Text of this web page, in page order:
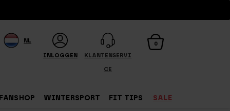
NL
INLOGGEN KLANTENSERVI
CE
0
FANSHOP WINTERSPORT FIT TIPS SALE